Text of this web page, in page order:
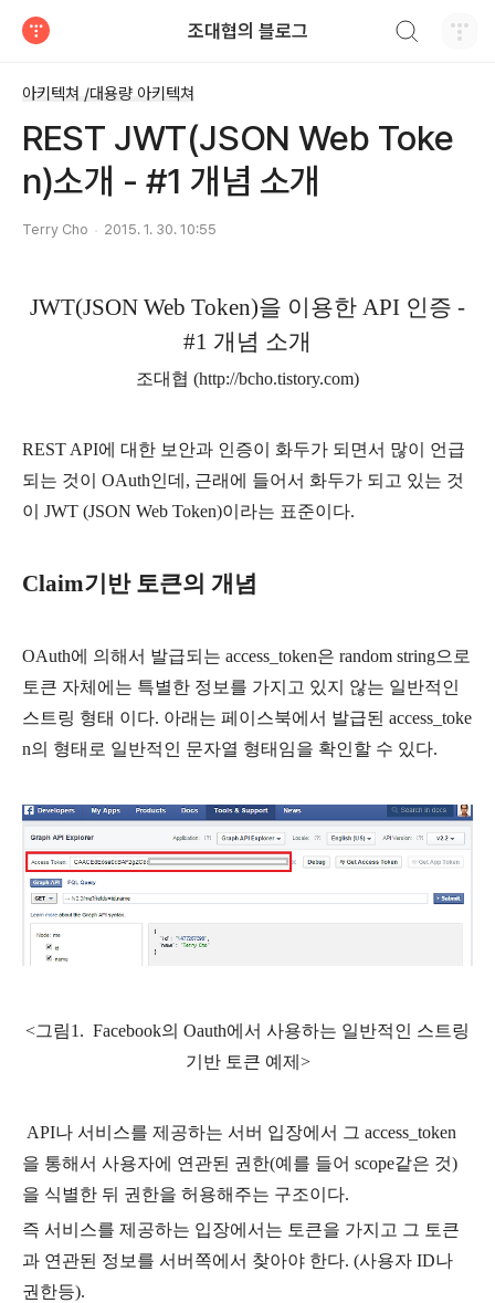
조대협의 블로그
아키텍쳐 /대용량 아키텍쳐
REST JWT(JSON Web Toke
n)소개 - #1 개념 소개
Terry Cho 2015. 1. 30. 10:55
JWT(JSON Web Token)을 이용한 API 인증 -
#1 개념 소개
조대협 (http://bcho.tistory.com)
REST API에 대한 보안과 인증이 화두가 되면서 많이 언급
되는 것이 OAuth인데, 근래에 들어서 화두가 되고 있는 것
이 JWT (JSON Web Token)이라는 표준이다.
Claim기반 토큰의 개념
OAuth에 의해서 발급되는 access_token은 random string으로
토큰 자체에는 특별한 정보를 가지고 있지 않는 일반적인
스트링 형태 이다. 아래는 페이스북에서 발급된 access_toke
n의 형태로 일반적인 문자열 형태임을 확인할 수 있다.
<그림1. Facebook의 Oauth에서 사용하는 일반적인 스트링
기반 토큰 예제>
API나 서비스를 제공하는 서버 입장에서 그 access_token
을 통해서 사용자에 연관된 권한(예를 들어 scope같은 것)
을 식별한 뒤 권한을 허용해주는 구조이다.
즉 서비스를 제공하는 입장에서는 토큰을 가지고 그 토큰
과 연관된 정보를 서버쪽에서 찾아야 한다. (사용자 ID나
권한등).